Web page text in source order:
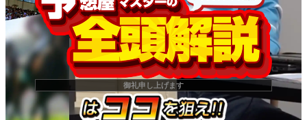
御礼申し上げます